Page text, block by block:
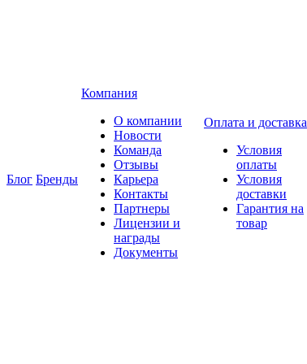
Блог Бренды
Компания
О компании
Новости
Команда
Отзывы
Карьера
Контакты
Партнеры
Лицензии и
награды
Документы
Оплата и доставка
Условия
оплаты
Условия
доставки
Гарантия на
товар